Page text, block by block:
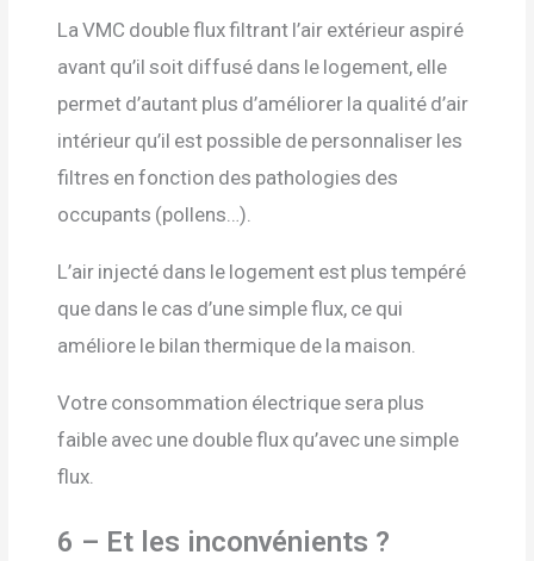
La VMC double flux filtrant l’air extérieur aspiré
avant qu’il soit diffusé dans le logement, elle
permet d’autant plus d’améliorer la qualité d’air
intérieur qu’il est possible de personnaliser les
filtres en fonction des pathologies des
occupants (pollens…).
L’air injecté dans le logement est plus tempéré
que dans le cas d’une simple flux, ce qui
améliore le bilan thermique de la maison.
Votre consommation électrique sera plus
faible avec une double flux qu’avec une simple
flux.
6 – Et les inconvénients ?